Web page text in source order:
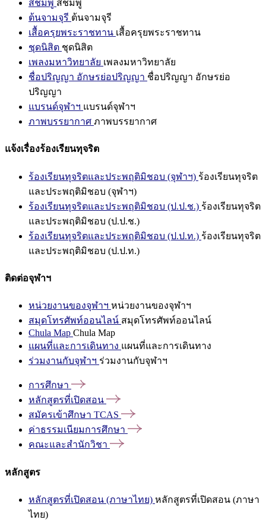
สีชมพู สีชมพู
ต้นจามจุรี ต้นจามจุรี
เสื้อครุยพระราชทาน เสื้อครุยพระราชทาน
ชุดนิสิต ชุดนิสิต
เพลงมหาวิทยาลัย เพลงมหาวิทยาลัย
ชื่อปริญญา อักษรย่อปริญญา ชื่อปริญญา อักษรย่อ
ปริญญา
แบรนด์จุฬาฯ แบรนด์จุฬาฯ
ภาพบรรยากาศ ภาพบรรยากาศ
แจ้งเรื่องร้องเรียนทุจริต
ร้องเรียนทุจริตและประพฤติมิชอบ (จุฬาฯ) ร้องเรียนทุจริต
และประพฤติมิชอบ (จุฬาฯ)
ร้องเรียนทุจริตและประพฤติมิชอบ (ป.ป.ช.) ร้องเรียนทุจริต
และประพฤติมิชอบ (ป.ป.ช.)
ร้องเรียนทุจริตและประพฤติมิชอบ (ป.ป.ท.) ร้องเรียนทุจริต
และประพฤติมิชอบ (ป.ป.ท.)
ติดต่อจุฬาฯ
หน่วยงานของจุฬาฯ หน่วยงานของจุฬาฯ
สมุดโทรศัพท์ออนไลน์ สมุดโทรศัพท์ออนไลน์
Chula Map Chula Map
แผนที่และการเดินทาง แผนที่และการเดินทาง
ร่วมงานกับจุฬาฯ ร่วมงานกับจุฬาฯ
การศึกษา
หลักสูตรที่เปิดสอน
สมัครเข้าศึกษา TCAS
ค่าธรรมเนียมการศึกษา
คณะและสำนักวิชา
หลักสูตร
หลักสูตรที่เปิดสอน (ภาษาไทย) หลักสูตรที่เปิดสอน (ภาษา
ไทย)